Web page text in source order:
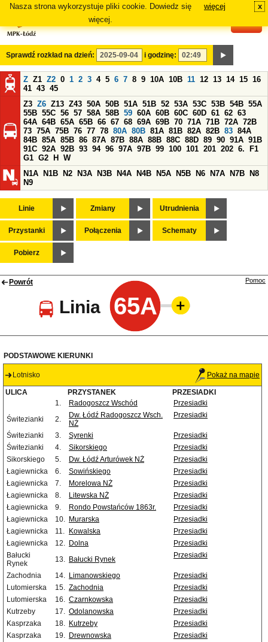
Nasza strona wykorzystuje pliki cookie. Dowiedz się
więcej.
więcej x
Sprawdź rozkład na dzień: i godzinę:
Z Z1 Z2 0 1 2 3 4 5 6 7 8 9 10A 10B 11 12 13 14 15 16
41 43 45
Z3 Z6 Z13 Z43 50A 50B 51A 51B 52 53A 53C 53B 54B 55A
55B 55C 56 57 58A 58B 59 60A 60B 60C 60D 61 62 63
64A 64B 65A 65B 66 67 68 69A 69B 70 71A 71B 72A 72B
73 75A 75B 76 77 78 80A 80B 81A 81B 82A 82B 83 84A
84B 85A 85B 86 87A 87B 88A 88B 88C 88D 89 90 91A 91B
91C 92A 92B 93 94 96 97A 97B 99 100 101 201 202 6.
F1
G1 G2 H
W
N1A
N1B N2 N3A N3B N4A N4B N5A N5B N6 N7A N7B
N8
N9
Linie Zmiany Utrudnienia
Przystanki Połączenia Schematy
Pobierz
Powrót
Linia 65A
Pomoc
PODSTAWOWE KIERUNKI
Lotnisko Pokaż na mapie
ULICA PRZYSTANEK
PRZESIADKI
1.
Radogoszcz Wschód
Przesiadki
Świtezianki
2.
Dw. Łódź Radogoszcz Wsch.
NŻ
Przesiadki
Świtezianki 3. Syrenki
Przesiadki
Świtezianki
4. Sikorskiego
Przesiadki
Sikorskiego
5. Dw. Łódź Arturówek NŻ
Przesiadki
Łagiewnicka
6. Sowińskiego
Przesiadki
Łagiewnicka
7. Morelowa NŻ
Przesiadki
Łagiewnicka
8. Litewska NŻ
Przesiadki
Łagiewnicka
9. Rondo Powstańców 1863r.
Przesiadki
Łagiewnicka
10. Murarska
Przesiadki
Łagiewnicka
11. Kowalska
Przesiadki
Łagiewnicka
12. Dolna
Przesiadki
Bałucki
Rynek
13. Bałucki Rynek Przesiadki
Zachodnia 14. Limanowskiego
Przesiadki
Lutomierska
15. Zachodnia
Przesiadki
Lutomierska
16. Czarnkowska
Przesiadki
Kutrzeby
17. Odolanowska
Przesiadki
Kasprzaka
18. Kutrzeby
Przesiadki
Kasprzaka
19. Drewnowska
Przesiadki